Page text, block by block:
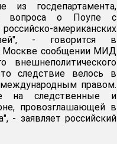
из госдепартамента,
вопроса о Поупе с
американских
- говорится в
Москве сообщении МИД
внешнеполитического
следствие велось в
правом.
на следственные и
провозглашающей в
- заявляет российский